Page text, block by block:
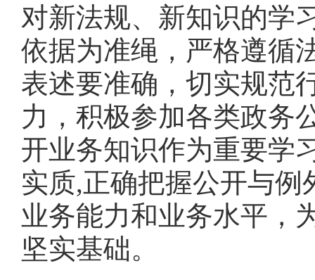
对新法规、新知识的学
依据为准绳，严格遵循
表述要准确，切实规范
力，积极参加各类政务
开业务知识作为重要学
实质,正确把握公开与
业务能力和业务水平，
坚实基础。